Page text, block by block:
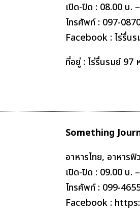
เปิด-ปิด : 08.00 น.
โทรศัพท์ : 097-
Facebook : ไร่รื่น
ที่อยู่ : ไร่รื่นรมย์ 97
Something
อาหารไทย, อาหารฟิ
เปิด-ปิด : 09.00 น.
โทรศัพท์ : 099-
Facebook :